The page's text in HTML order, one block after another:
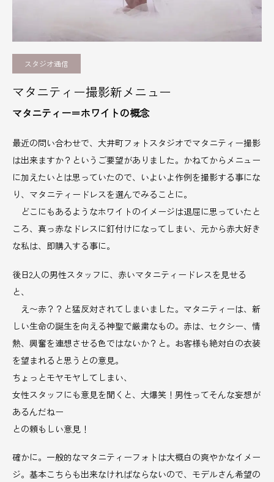
スタジオ通信
マタニティー撮影新メニュー
マタニティー＝ホワイトの概念
最近の問い合わせで、大井町フォトスタジオでマタニティー撮影
は出来ますか？というご要望がありました。かねてからメニュー
に加えたいとは思っていたので、いよいよ作例を撮影する事にな
り、マタニティードレスを選んでみることに。
どこにもあるようなホワイトのイメージは退屈に思っていたと
ころ、真っ赤なドレスに釘付けになってしまい、元から赤大好き
な私は、即購入する事に。
後日2人の男性スタッフに、赤いマタニティードレスを見せる
と、
え〜赤？？と猛反対されてしまいました。マタニティーは、新
しい生命の誕生を向える神聖で厳粛なもの。赤は、セクシー、情
熱、興奮を連想させる色ではないか？と。お客様も絶対白の衣装
を望まれると思うとの意見。
ちょっとモヤモヤしてしまい、
女性スタッフにも意見を聞くと、大爆笑！男性ってそんな妄想が
あるんだねー
との頼もしい意見！
確かに。一般的なマタニティーフォトは大概白の爽やかなイメー
ジ。基本こちらも出来なければならないので、モデルさん希望の